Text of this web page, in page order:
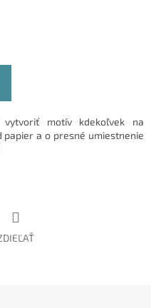
vytvoriť motív kdekoľvek na
papier a o presné umiestnenie